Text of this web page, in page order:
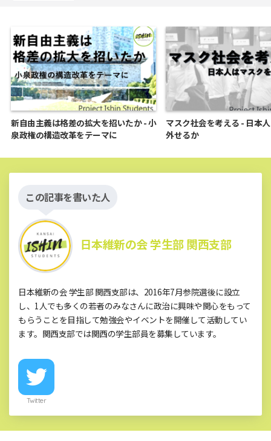
新自由主義は格差の拡大を招いたか - 小
泉政権の構造改革をテーマに
マスク社会を考える - 日本
外せるか
この記事を書いた人
日本維新の会 学生部 関西支部
日本維新の会 学生部 関西支部は、2016年7月参院選後に設立
し、1人でも多くの若者のみなさんに政治に興味や関心をもって
もらうことを目指して勉強会やイベントを開催して活動してい
ます。関西支部では関西の学生部員を募集しています。
Twitter